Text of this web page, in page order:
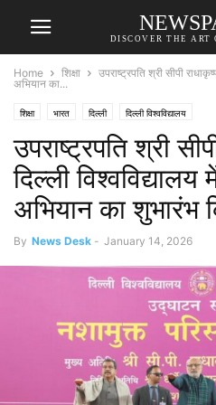
DISCOVER THE ART
Home शिक्षा
उपराष्ट्रपति श्री सीपी
अभियान का...
शिक्षा भारत दिल्ली दिल्ली विश्वविद्यालय
उपराष्ट्रपति श्री
दिल्ली
अभियान का शुभारंभ
By News Desk - January 14, 2026